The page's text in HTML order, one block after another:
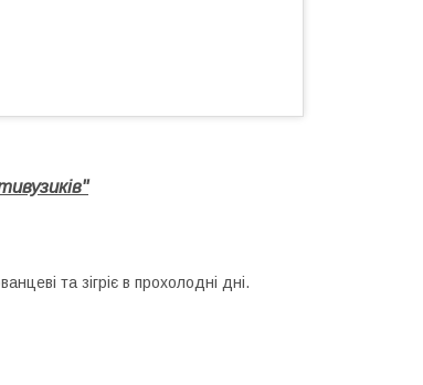
та зігріє в прохолодні дні.